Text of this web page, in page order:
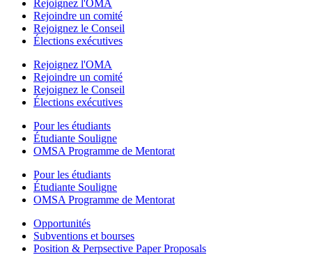
Rejoignez l'OMA
Rejoindre un comité
Rejoignez le Conseil
Élections exécutives
Rejoignez l'OMA
Rejoindre un comité
Rejoignez le Conseil
Élections exécutives
Pour les étudiants
Étudiante Souligne
OMSA Programme de Mentorat
Pour les étudiants
Étudiante Souligne
OMSA Programme de Mentorat
Opportunités
Subventions et bourses
Position & Perpsective Paper Proposals